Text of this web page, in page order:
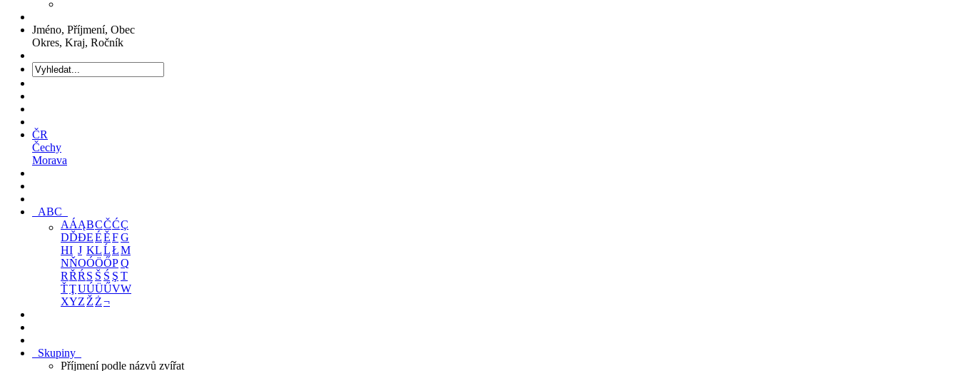
Jméno, Příjmení, Obec
Okres, Kraj, Ročník
ČR
Čechy
Morava
ABC
AÁĄBCČĆÇ
DĎĐEÉĚFG
HI J KLĹŁM
NŇOÓÖŐPQ
RŘŔ S Š Ś Ş T
ŤŢUÚÜŰVW
XYZ Ž Ż¬
Skupiny
Příjmení podle názvů zvířat